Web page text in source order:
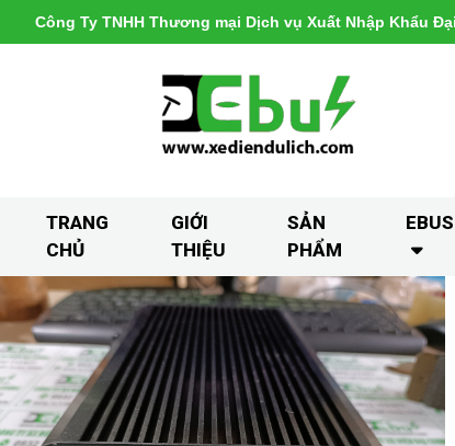
Công Ty TNHH Thương mại Dịch vụ Xuất Nhập Khẩu
TRANG
CHỦ
GIỚI
THIỆU
SẢN
PHẨM